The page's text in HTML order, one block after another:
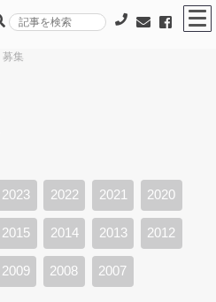
募集
2023 2022 2021 2020
2015 2014 2013 2012
2009 2008 2007